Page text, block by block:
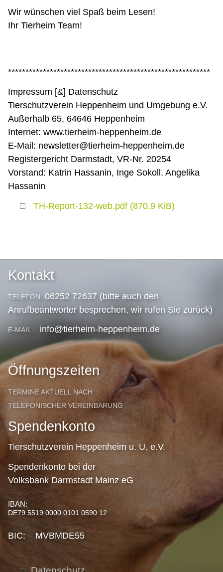
Wir wünschen viel Spaß beim Lesen!
Ihr Tierheim Team!
**********************************************************
Impressum [&] Datenschutz
Tierschutzverein Heppenheim und Umgebung e.V.
Außerhalb 65, 64646 Heppenheim
Internet: www.tierheim-heppenheim.de
E-Mail: newsletter@tierheim-heppenheim.de
Registergericht Darmstadt, VR-Nr. 20254
Vorstand: Katrin Hassanin, Inge Sokoll, Angelika
Hassanin
TH-Report-132-web.pdf (870,9 KiB)
Kontakt
TELEFON: 06252 72637 (bitte auch den
Anrufbeantworter besprechen, wir rufen Sie zurück)
E-MAIL: info@tierheim-heppenheim.de
Öffnungszeiten
TERMINE AKTUELL NACH
TELEFONISCHER VEREINBARUNG
Spendenkonto
Tierschutzverein Heppenheim u. U. e.V.
Spendenkonto bei der
Volksbank Darmstadt Mainz eG
IBAN:
DE79 5519 0000 0101 0590 12
BIC: MVBMDE55